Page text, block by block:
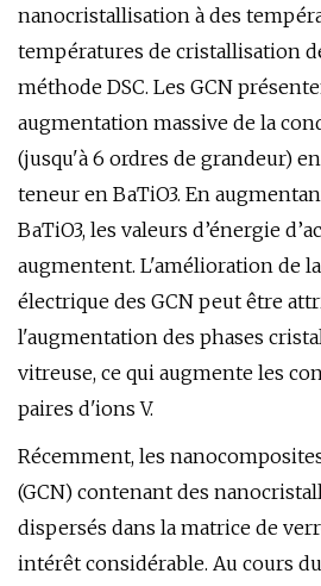
nanocristallisation à des
températures de cristallisation
méthode DSC. Les GCN
augmentation massive de la
(jusqu'à 6 ordres de grandeur)
teneur en BaTiO3. En
BaTiO3, les valeurs d’énergie
augmentent. L'amélioration de
électrique des GCN peut être
l'augmentation des phases
vitreuse, ce qui augmente les
paires d'ions V.
Récemment, les
(GCN) contenant des
dispersés dans la matrice de
intérêt considérable. Au cours